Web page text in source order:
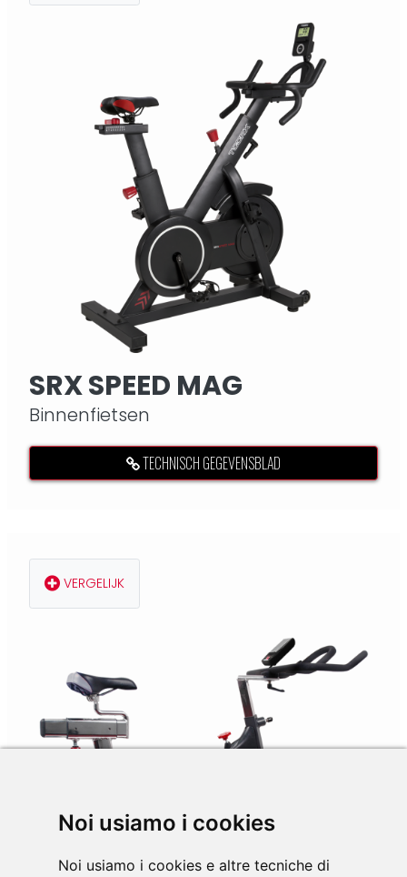
Noi usiamo i cookies
Noi usiamo i cookies e altre tecniche di
SRX SPEED MAG
Binnenfietsen
TECHNISCH GEGEVENSBLAD
VERGELIJK